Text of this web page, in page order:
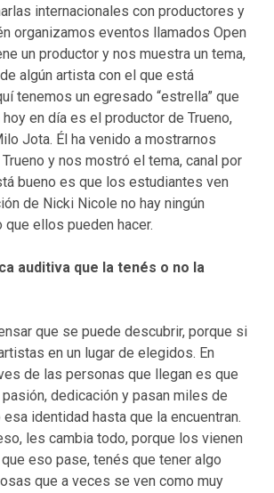
internacionales con productores y
organizamos eventos llamados Open
un productor y nos muestra un tema,
algún artista con el que está
tenemos un egresado “estrella” que
en día es el productor de Trueno,
Jota. Él ha venido a mostrarnos
Trueno y nos mostró el tema, canal por
bueno es que los estudiantes ven
de Nicki Nicole no hay ningún
ellos pueden hacer.
auditiva que la tenés o no la
que se puede descubrir, porque si
en un lugar de elegidos. En
de las personas que llegan es que
pasión, dedicación y pasan miles de
identidad hasta que la encuentran.
les cambia todo, porque los vienen
que eso pase, tenés que tener algo
que a veces se ven como muy